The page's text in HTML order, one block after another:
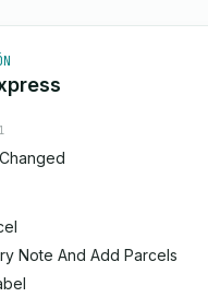
Note And Add Parcels